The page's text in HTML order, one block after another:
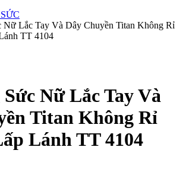
Nữ Lắc Tay Và Dây Chuyền Titan Không Rỉ
TT 4104
Nữ Lắc Tay Và
Titan Không Rỉ
Lánh TT 4104